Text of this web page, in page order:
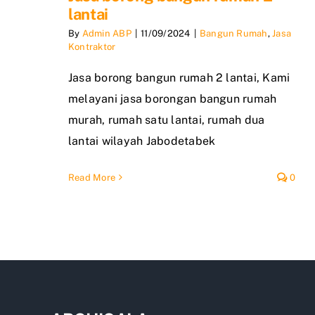
lantai
By Admin ABP | 11/09/2024 | Bangun Rumah, Jasa
Kontraktor
Jasa borong bangun rumah 2 lantai, Kami
melayani jasa borongan bangun rumah
murah, rumah satu lantai, rumah dua
lantai wilayah Jabodetabek
Read More 0